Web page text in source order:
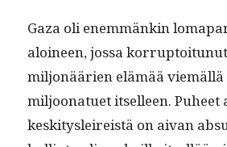
Gaza oli enem­mänkin
aloi­neen, jos­sa
miljonäärien elämää
miljoonat­uet itselleen. Puheet
keski­tysleireistä on aivan